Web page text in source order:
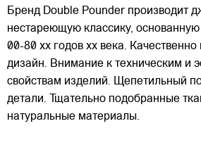
Бренд Double Pounder производит
нестареющую классику,
00-80 хх годов xx века.
дизайн. Внимание к техническим и
свойствам изделий. Щепетильный
детали. Тщательно подобранные
натуральные материалы.